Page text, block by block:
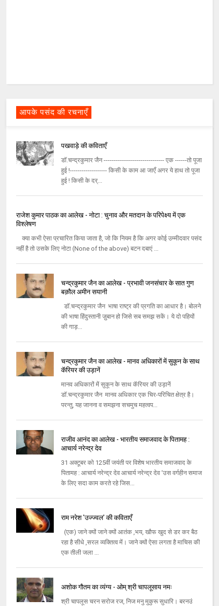
आपके पसंद की रचनाएँ
पखवाड़े की कविताएँ
डॉ.चन्द्रकुमार जैन ------------------------------- एक ------तो पूजा
हुई !------------------- किसी के काम आ जाएँ अगर ये हाथ तो पूजा
हुई ! किसी के दर्...
राजेश कुमार पाठक का आलेख - नोटा : चुनाव और मतदान के परिपेक्ष्य में एक
विश्लेषण
क्या कभी ऐसा प्रचारित किया जाता है, जो कि नियम है कि अगर कोई उम्मीदवार पसंद
नहीं है तो उसके लिए नोटा (None of the above) बटन दबाएं ...
चन्द्रकुमार जैन का आलेख - प्रभावी जनसंचार के सात गुण
बक़ौल अमीन सयानी
डॉ.चन्द्रकुमार जैन भाषा राष्ट्र की प्रगति का आधार है। बोलने
की भाषा हिंदुस्‍तानी जु़बान हो जिसे सब समझ सकें। ये दो पहियों
की गाड़...
चन्द्रकुमार जैन का आलेख - मानव अधिकारों में सुकून के साथ
कॅरियर की उड़ानें
मानव अधिकारों में सुकून के साथ कॅरियर की उड़ानें
डॉ.चन्द्रकुमार जैन मानव अधिकार एक चिर-परिचित क्षेत्र है।
परन्तु, यह जानना व समझना सचमुच महत्वप...
राजीव आनंद का आलेख - भारतीय समाजवाद के पितामह :
आचार्य नरेन्‍द्र देव
31 अक्‍टूबर को 125वीं जयंती पर विशेष भारतीय समाजवाद के
पितामह : आचार्य नरेन्‍द्र देव आचार्य नरेन्‍द्र देव ‘उस वर्गहीन समाज
के लिए सदा काम करते रहे जिस...
राम नरेश 'उज्ज्वल' की कविताएँ
(एक) जाने क्यों जाने क्यों आतंक ,भय, खौफ खुद से डर कर बैठ
रहा है सीधे ,सरल व्यक्तित्व में। जाने क्यों ऐसा लगता है माचिस की
एक तीली जला ...
अशोक गौतम का व्यंग्य - ओम्‌ श्री चापलूसाय नमः
श्री चापलूस चरन सरोज रज, निज मनु मुकुरू सुधारि। बरनउं